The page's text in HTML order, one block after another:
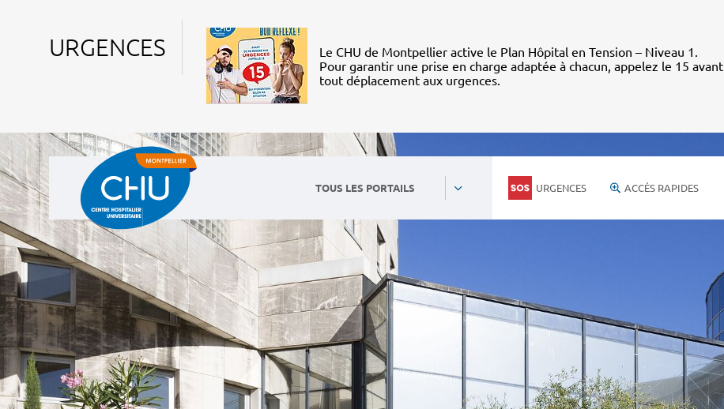
URGENCES
Le CHU de Montpellier active le Plan Hôpital en Tension – Niveau 1.
Pour garantir une prise en charge adaptée à chacun, appelez le 15 avant
tout déplacement aux urgences.
TOUS LES PORTAILS URGENCES ACCÈS RAPIDES